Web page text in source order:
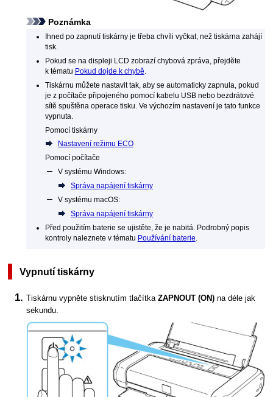
Poznámka
Ihned po zapnutí tiskárnyje třeba chvíli vyčkat, než tiskárna zahájí
tisk.
Pokud se na displeji LCD zobrazí chybová zpráva, přejděte
k tématu Pokud dojde k chybě
Tiskárnu můžete nastavit tak, aby se automaticky zapnula, pokud
je z počítače připojeného pomocí kabelu USBnebo bezdrátové
sítě spuštěna operace tisku. Ve výchozím nastavení je tato funkce
vypnuta.
Pomocí tiskárny
Nastavení režimu ECO
Pomocí počítače
V systému Windows:
Správa napájení tiskárny
V systému macOS:
Správa napájení tiskárny
Před použitím baterie se ujistěte, že je nabitá.
Podrobný popis
kontroly naleznete v tématu Používání baterie
Vypnutítiskárny
Tiskárnu vypněte stisknutím tlačítkaZAPNOUT (ON) na déle jak
sekundu.